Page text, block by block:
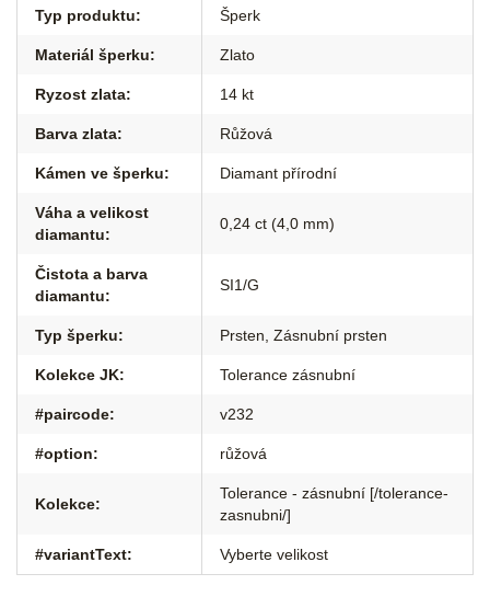
Typ produktu: Šperk
Materiál šperku: Zlato
Ryzost zlata: 14 kt
Barva zlata: Růžová
Kámen ve šperku: Diamant přírodní
Váha a velikost
diamantu:
0,24 ct (4,0 mm)
Čistota a barva
diamantu:
SI1/G
Typ šperku: Prsten Zásnubní prsten
Kolekce JK: Tolerance zásnubní
#paircode: v232
#option: růžová
Kolekce:
Tolerance - zásnubní [/tolerance-
zasnubni/]
#variantText: Vyberte velikost